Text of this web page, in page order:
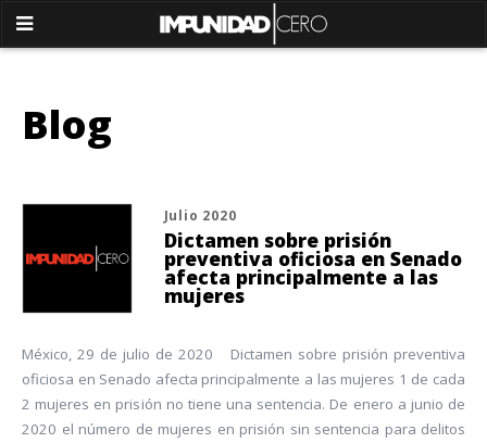
Blog
Julio 2020
Dictamen sobre prisión
preventiva oficiosa en Senado
afecta principalmente a las
mujeres
México, 29 de julio de 2020 Dictamen sobre prisión preventiva
oficiosa en Senado afecta principalmente a las mujeres 1 de cada
2 mujeres en prisión no tiene una sentencia. De enero a junio de
2020 el número de mujeres en prisión sin sentencia para delitos